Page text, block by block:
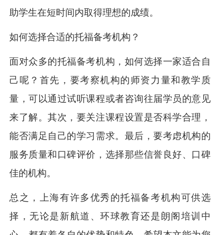
助学生在短时间内取得理想的成绩。
如何选择合适的托福备考机构？
面对众多的托福备考机构，如何选择一家适合自
己呢？首先，要考察机构的师资力量和教学质
量，可以通过试听课程或者咨询往届学员的意见
来了解。其次，要关注课程设置是否科学合理，
能否满足自己的学习需求。最后，要考虑机构的
服务质量和口碑评价，选择那些信誉良好、口碑
佳的机构。
总之，上海有许多优秀的托福备考机构可供选
择，无论是新航道、环球教育还是朗阁培训中